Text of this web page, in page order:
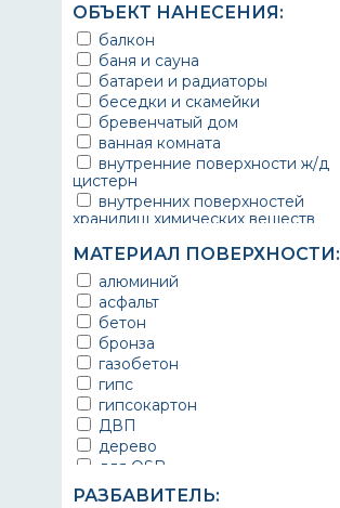
ОБЪЕКТ НАНЕСЕНИЯ:
балкон
баня и сауна
батареи и радиаторы
беседки и скамейки
бревенчатый дом
ванная комната
внутренние поверхности ж/д
цистерн
внутренних поверхностей
хранилищ химических веществ
ворота
выхлопные системы
автомобилей
газопроводы
гараж
гидротехнические сооружения
городской транспорт
грузовые вагоны
двери металлические
детали двигателей
детали машин
для автомобилей
МАТЕРИАЛ ПОВЕРХНОСТИ:
алюминий
асфальт
бетон
бронза
газобетон
гипс
гипсокартон
ДВП
дерево
для OSB
для бетона
РАЗБАВИТЕЛЬ: